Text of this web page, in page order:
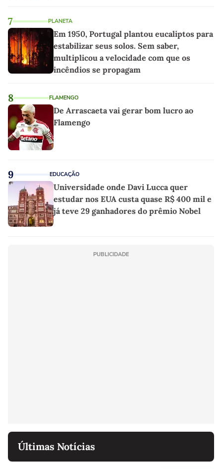
7 PLANETA
Em 1950, Portugal plantou eucaliptos para
estabilizar seus solos. Sem saber,
multiplicou a velocidade com que os
incêndios se propagam
8 FLAMENGO
De Arrascaeta vai gerar bom lucro ao
Flamengo
9 EDUCAÇÃO
Universidade onde Davi Lucca quer
estudar nos EUA custa quase R$ 400 mil e
já teve 29 ganhadores do prêmio Nobel
PUBLICIDADE
Últimas Notícias